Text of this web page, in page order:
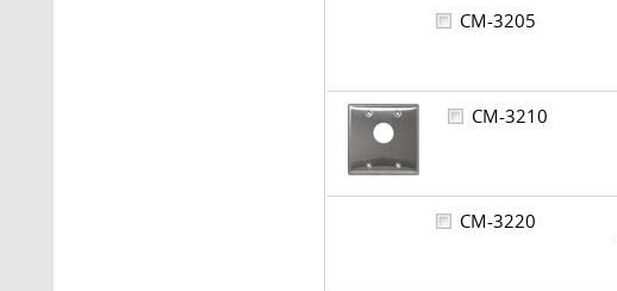
CM-3205
CM-3210
CM-3220